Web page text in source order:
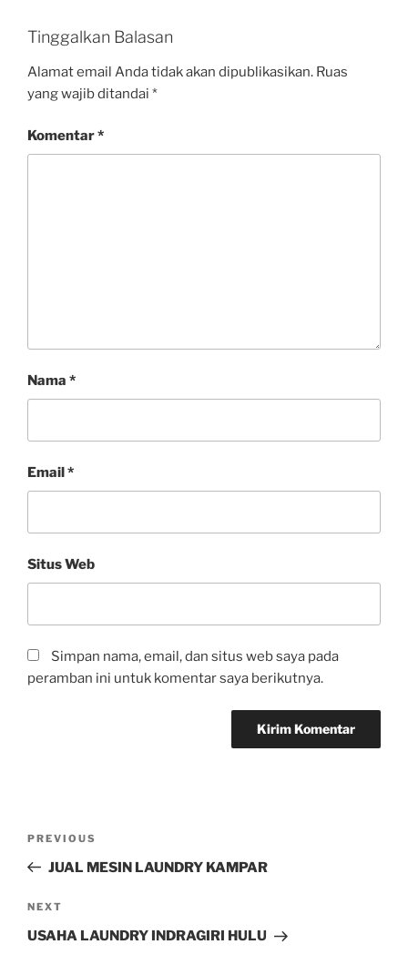
Tinggalkan Balasan
Alamat email Anda tidak akan dipublikasikan. Ruas
yang wajib ditandai *
Komentar*
Nama *
Email*
Situs Web
Simpan nama, email, dan situs web saya pada
peramban ini untuk komentar saya berikutnya.
PREVIOUS
JUAL MESIN LAUNDRY KAMPAR
NEXT
USAHA LAUNDRY INDRAGIRI HULU